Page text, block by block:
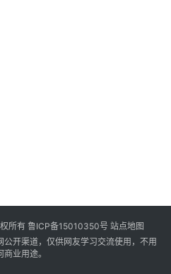
所有 鲁ICP备15010350号 站点地图
开渠道，仅供网友学习交流使用，不用
商业用途。